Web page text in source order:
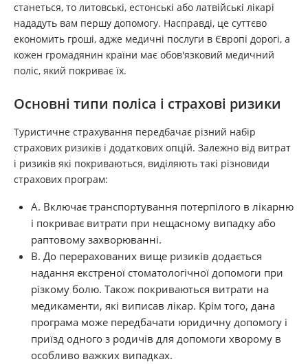
станеться, то литовські, естонські або латвійські лікарі
нададуть вам першу допомогу. Насправді, це суттєво
економить гроші, адже медичні послуги в Європі дорогі, а
кожен громадянин країни має обов'язковий медичний
поліс, який покриває їх.
Основні типи поліса і страхові ризики
Туристичне страхування передбачає різний набір
страхових ризиків і додаткових опцій. Залежно від витрат
і ризиків які покриваються, виділяють такі різновиди
страхових програм:
А. Включає транспортування потерпілого в лікарню
і покриває витрати при нещасному випадку або
раптовому захворюванні.
В. До перерахованих вище ризиків додається
надання екстреної стоматологічної допомоги при
різкому болю. Також покриваються витрати на
медикаменти, які виписав лікар. Крім того, дана
програма може передбачати юридичну допомогу і
приїзд одного з родичів для допомоги хворому в
особливо важких випадках.